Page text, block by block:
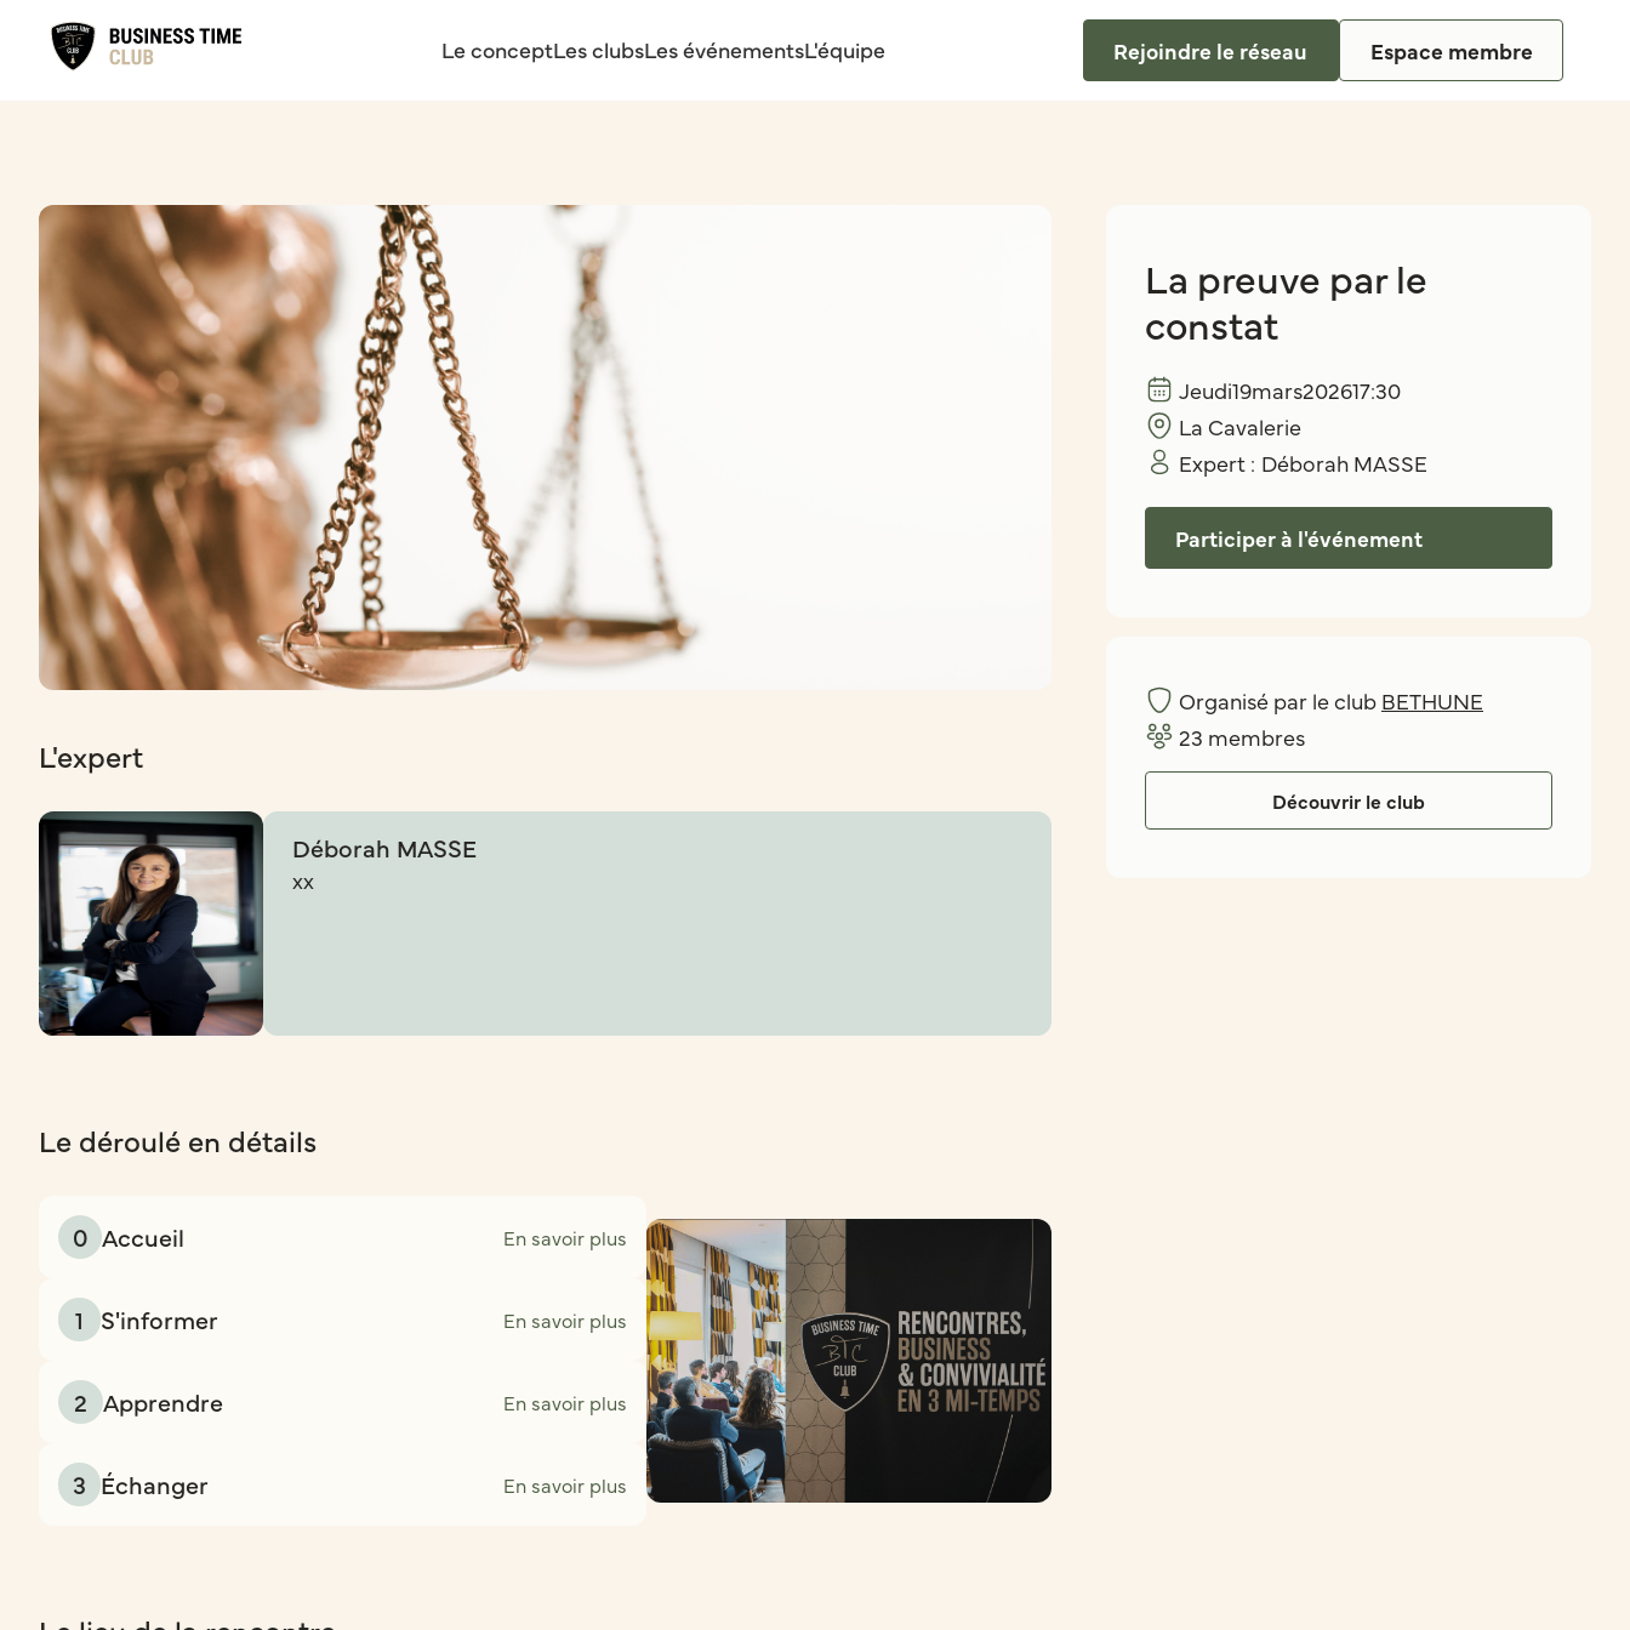
Le conceptLes clubsLes événementsL'équipe Rejoindre le réseau Espace membre
L'expert
Déborah MASSE
xx
Le déroulé en détails
0 Accueil En savoir plus
1 S'informer En savoir plus
2 Apprendre En savoir plus
3 Échanger En savoir plus
La preuve par le
constat
Jeudi19mars202617:30
La Cavalerie
Expert : Déborah MASSE
Participer à l'événement
Organisé par le club BETHUNE
23 membres
Découvrir le club